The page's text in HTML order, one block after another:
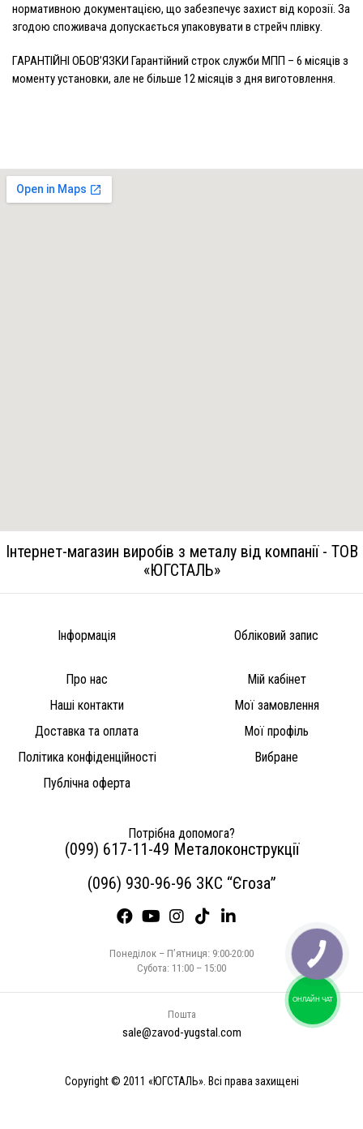
нормативною документацією, що забезпечує захист від корозії. За
згодою споживача допускається упаковувати в стрейч плівку.
ГАРАНТІЙНІ ОБОВ’ЯЗКИ Гарантійний строк служби МПП – 6 місяців з
моменту установки, але не більше 12 місяців з дня виготовлення.
Інтернет-магазин виробів з металу від компанії - ТОВ
«ЮГСТАЛЬ»
Інформація
Про нас
Наші контакти
Доставка та оплата
Політика конфіденційності
Публічна оферта
Обліковий запис
Мій кабінет
Мої замовлення
Мої профіль
Вибране
Потрібна допомога?
(099) 617-11-49 Металоконструкції
(096) 930-96-96 ЗКС “Єгоза”
Понеділок – П’ятниця: 9:00-20:00
Субота: 11:00 – 15:00
Пошта
sale@zavod-yugstal.com
Copyright © 2011 «ЮГСТАЛЬ». Всі права захищені
ОНЛАЙН ЧАТ